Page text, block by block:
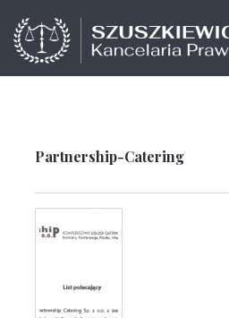
Partnership-Catering